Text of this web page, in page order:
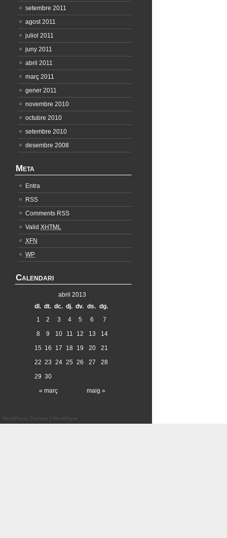
setembre 2011
agost 2011
juliol 2011
juny 2011
abril 2011
març 2011
gener 2011
novembre 2010
octubre 2010
setembre 2010
desembre 2008
Meta
Entra
RSS
Comments RSS
Valid XHTML
XFN
WP
Calendari
abril 2013
dl. dt. dc. dj. dv. ds. dg.
« març maig »
1 2 3 4 5 6
7
8
9 10 11 12 13
14
15 16 17 18 19 20
21
22 23 24 25 26 27
28
29 30
WordPress Themes | WordPress